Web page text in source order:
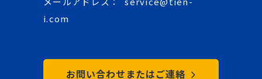
i.com
お問い合わせまたはご連絡